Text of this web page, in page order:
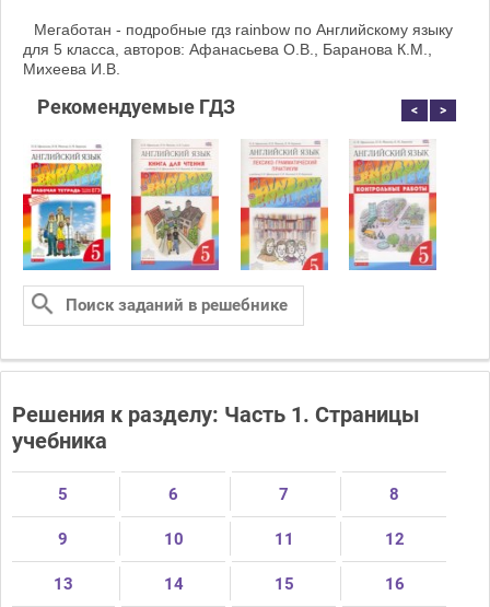
Мегаботан - подробные гдз rainbow по Английскому языку
для 5 класса, авторов: Афанасьева О.В., Баранова К.М.,
Михеева И.В.
Рекомендуемые ГДЗ < >
Решения к разделу: Часть 1. Страницы
учебника
5 6 7 8
9 10 11 12
13 14 15 16